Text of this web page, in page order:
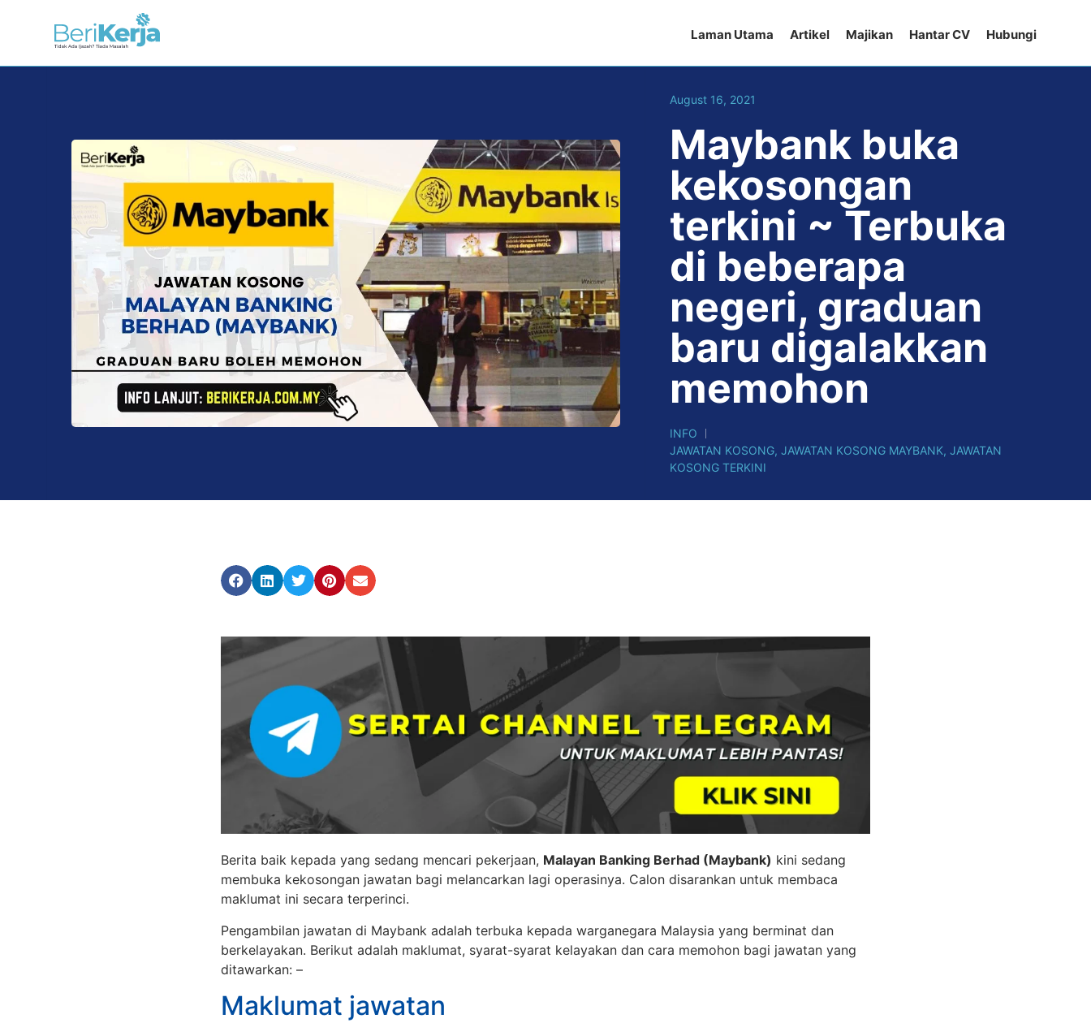
Laman Utama Artikel Majikan Hantar CV Hubungi
August 16, 2021
Maybank buka
kekosongan
terkini ~ Terbuka
di beberapa
negeri, graduan
baru digalakkan
memohon
INFO
JAWATAN KOSONG, JAWATAN KOSONG MAYBANK, JAWATAN
KOSONG TERKINI
Berita baik kepada yang sedang mencari pekerjaan, Malayan Banking Berhad (Maybank) kini sedang
membuka kekosongan jawatan bagi melancarkan lagi operasinya. Calon disarankan untuk membaca
maklumat ini secara terperinci.
Pengambilan jawatan di Maybank adalah terbuka kepada warganegara Malaysia yang berminat dan
berkelayakan. Berikut adalah maklumat, syarat-syarat kelayakan dan cara memohon bagi jawatan yang
ditawarkan: –
Maklumat jawatan